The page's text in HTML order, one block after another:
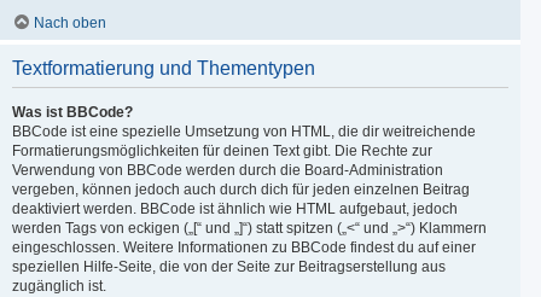
Nach oben
Textformatierung und Thementypen
Was ist BBCode?
BBCode ist eine spezielle Umsetzung von HTML, die dir weitreichende
Formatierungsmöglichkeiten für deinen Text gibt. Die Rechte zur
Verwendung von BBCode werden durch die Board-Administration
vergeben, können jedoch auch durch dich für jeden einzelnen Beitrag
deaktiviert werden. BBCode ist ähnlich wie HTML aufgebaut, jedoch
werden Tags von eckigen („[“ und „]“) statt spitzen („<“ und „>“) Klammern
eingeschlossen. Weitere Informationen zu BBCode findest du auf einer
speziellen Hilfe-Seite, die von der Seite zur Beitragserstellung aus
zugänglich ist.